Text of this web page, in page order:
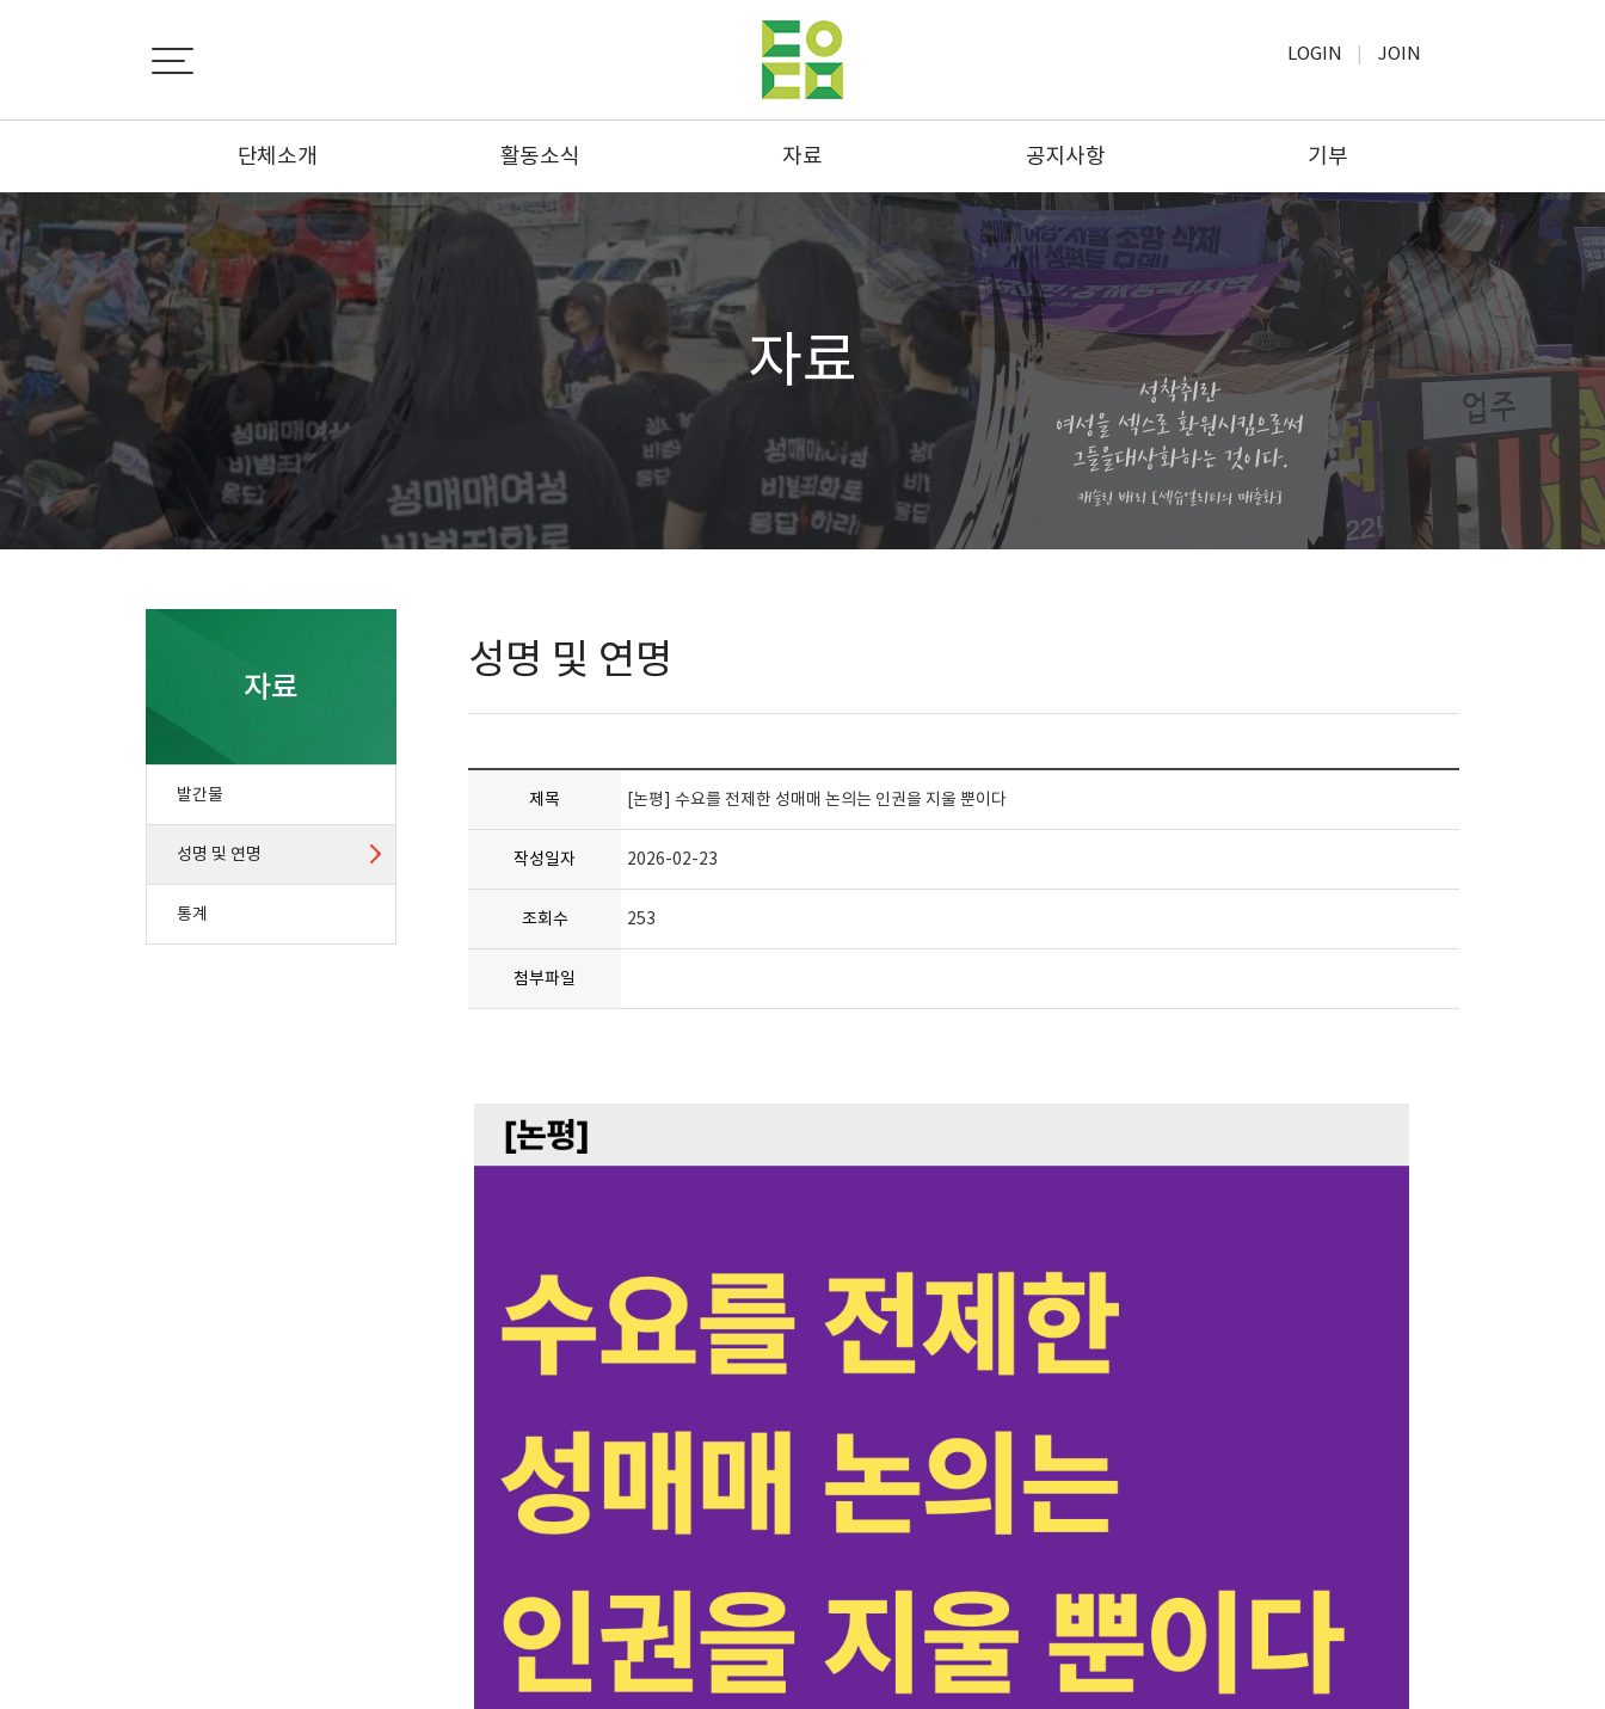
LOGIN JOIN
단체소개
설립취지서
비전선언문
오시는 길
활동소식
활동사진
뉴스레터
카드뉴스
기사스크랩
자료
성명 및 연명
공지사항
공지사항
결산보고
채용공고
기부
모금윤리
기부하기
자료
자료
발간물
성명 및 연명
통계
성명 및 연명
제목 [논평] 수요를 전제한 성매매 논의는 인권을 지울 뿐이다
작성일자 2026-02-23
조회수 253
첨부파일